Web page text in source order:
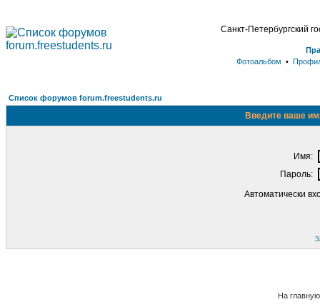
Санкт-Петербургский
Фотоальбом •
Список форумов forum.freestudents.ru
Введите ваше
Имя:
Пароль:
Автоматически
На главную